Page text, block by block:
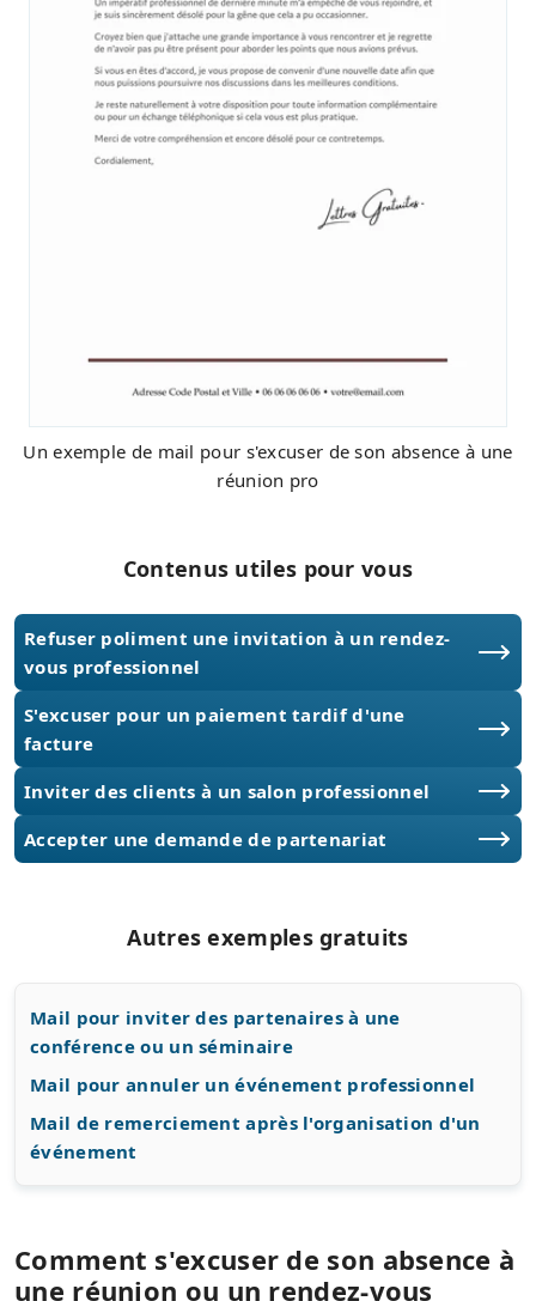
Un exemple de mail pour s'excuser de son absence à une
réunion pro
Contenus utiles pour vous
Refuser poliment une invitation à un rendez-
vous professionnel
S'excuser pour un paiement tardif d'une
facture
Inviter des clients à un salon professionnel
Accepter une demande de partenariat
Autres exemples gratuits
Mail pour inviter des partenaires à une
conférence ou un séminaire
Mail pour annuler un événement professionnel
Mail de remerciement après l'organisation d'un
événement
Comment s'excuser de son absence à
une réunion ou un rendez-vous